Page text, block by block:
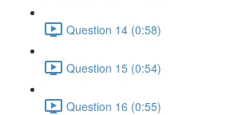
Question 14 (0:58)
Question 15 (0:54)
Question 16 (0:55)